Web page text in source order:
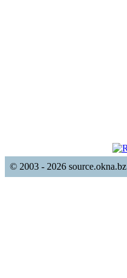
© 2003 - 2026 source.okna.bz